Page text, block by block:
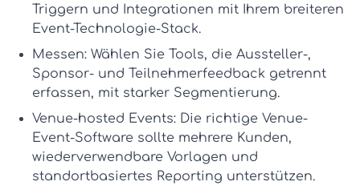
Triggern und Integrationen mit Ihrem breiteren
Event-Technologie-Stack.
Messen: Wählen Sie Tools, die Aussteller-,
Sponsor- und Teilnehmerfeedback getrennt
erfassen, mit starker Segmentierung.
Venue-hosted Events: Die richtige Venue-
Event-Software sollte mehrere Kunden,
wiederverwendbare Vorlagen und
standortbasiertes Reporting unterstützen.